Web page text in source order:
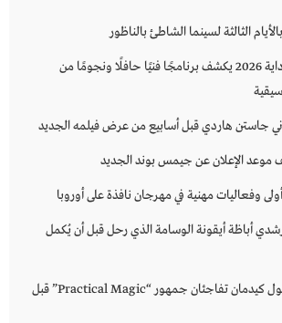
الثالثة لسينما الشاطئ بالناظور
مهرجان صيف الأوداية 2026 يكشف برنامجًا فنيًا حافلًا ونجومًا من
جاستن هاردي قبل أسابيع من عرض فيلمه الجديد
موعد الإعلان عن جيمس بوند الجديد
أباظة أيقونة الوسامة الذي رحل قبل أن يُكمل
ساندرا بولوك ونيكول كيدمان تفاجئان جمهور “Practical Magic” قبل